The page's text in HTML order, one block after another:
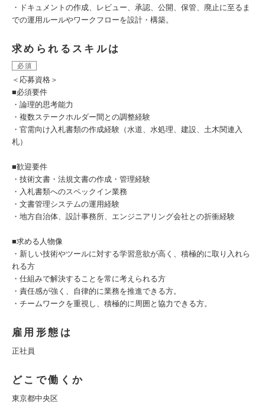
・ドキュメントの作成、レビュー、承認、公開、保管、廃止に至るま
での運用ルールやワークフローを設計・構築。
求められるスキルは
必須
＜応募資格＞
■必須要件
・論理的思考能力
・複数ステークホルダー間との調整経験
・官需向け入札書類の作成経験（水道、水処理、建設、土木関連入
札）
■歓迎要件
・技術文書・法規文書の作成・管理経験
・入札書類へのスペックイン業務
・文書管理システムの運用経験
・地方自治体、設計事務所、エンジニアリング会社との折衝経験
■求める人物像
・新しい技術やツールに対する学習意欲が高く、積極的に取り入れら
れる方
・仕組みで解決することを常に考えられる方
・責任感が強く、自律的に業務を推進できる方。
・チームワークを重視し、積極的に周囲と協力できる方。
雇用形態は
正社員
どこで働くか
東京都中央区